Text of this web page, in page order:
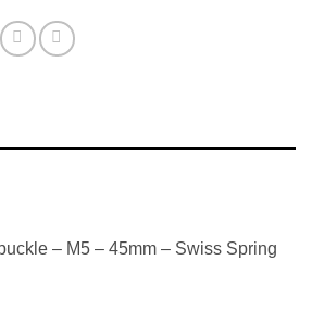
– M5 – 45mm – Swiss Spring